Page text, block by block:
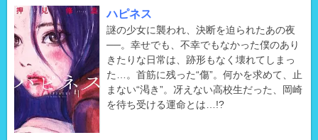
ハピネス
謎の少女に襲われ、決断を迫られたあの夜
──。幸せでも、不幸でもなかった僕のあり
きたりな日常は、跡形もなく壊れてしまっ
た…。首筋に残った“傷”。何かを求めて、止
まない“渇き”。冴えない高校生だった、岡崎
を待ち受ける運命とは…!?